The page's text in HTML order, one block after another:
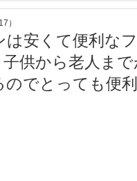
）
安くて便利な
供から老人ま
のでとっても便